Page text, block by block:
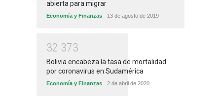
abierta para migrar
Economía y Finanzas 13 de agosto de 2019
32 373
Bolivia encabeza la tasa de mortalidad
por coronavirus en Sudamérica
Economía y Finanzas 2 de abril de 2020